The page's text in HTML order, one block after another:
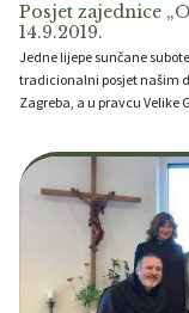
Posjet zajednice
14.9.2019.
Jedne lijepe sunčane
tradicionalni posjet našim
Zagreba, a u pravcu Velike